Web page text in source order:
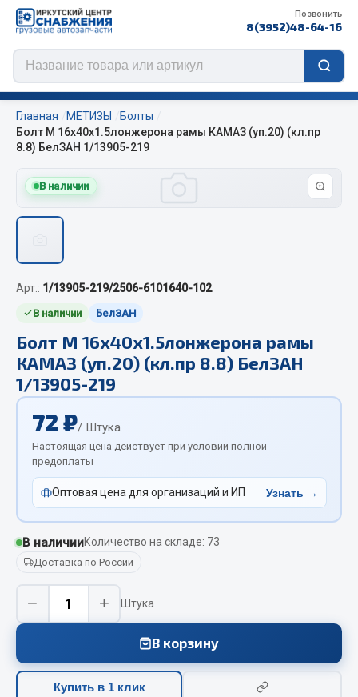
Позвонить
8(3952)48-64-16
ЦЕПИ РОССИЯ
Изготовление цепей на колеса BOHU
QITONG
Весь раздел
Отопители салона, подогреватели
Жидкостные подогреватели
Отопители салона
Подогреватели тосола
Весь раздел
Автотовары
Автозвук
Аксессуары автомобильные
Аптечки и знаки автомобильные
Брызговики
Главная МЕТИЗЫ
Болты
Болт М 16х40х1.5лонжерона рамы КАМАЗ (уп.20) (кл.пр
8.8) БелЗАН 1/13905-219
В наличии
Арт.: 1/13905-219/2506-6101640-102
В наличии БелЗАН
Болт М 16х40х1.5лонжерона рамы
КАМАЗ (уп.20) (кл.пр 8.8) БелЗАН
1/13905-219
72 ₽/ Штука
Настоящая цена действует при условии полной
предоплаты
Оптовая цена для организаций и ИП Узнать →
В наличииКоличество на складе: 73
Доставка по России
− + Штука
В корзину
Купить в 1 клик